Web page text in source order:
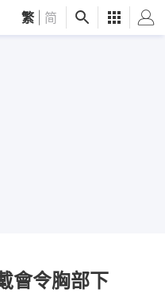
繁 简
會令胸部下